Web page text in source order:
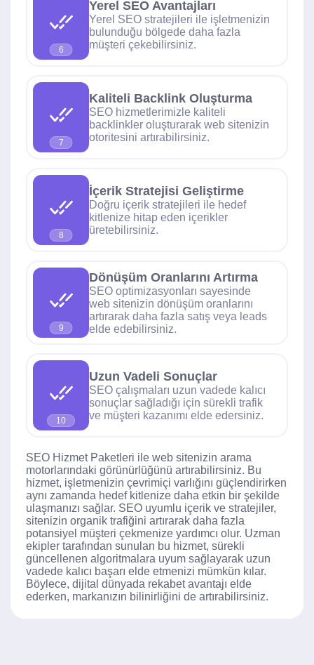
6
Yerel SEO Avantajları
Yerel SEO stratejileri ile işletmenizin
bulunduğu bölgede daha fazla
müşteri çekebilirsiniz.
7
Kaliteli Backlink Oluşturma
SEO hizmetlerimizle kaliteli
backlinkler oluşturarak web sitenizin
otoritesini artırabilirsiniz.
8
İçerik Stratejisi Geliştirme
Doğru içerik stratejileri ile hedef
kitlenize hitap eden içerikler
üretebilirsiniz.
9
Dönüşüm Oranlarını Artırma
SEO optimizasyonları sayesinde
web sitenizin dönüşüm oranlarını
artırarak daha fazla satış veya leads
elde edebilirsiniz.
10
Uzun Vadeli Sonuçlar
SEO çalışmaları uzun vadede kalıcı
sonuçlar sağladığı için sürekli trafik
ve müşteri kazanımı elde edersiniz.
SEO Hizmet Paketleri ile web sitenizin arama
motorlarındaki görünürlüğünü artırabilirsiniz. Bu
hizmet, işletmenizin çevrimiçi varlığını güçlendirirken
aynı zamanda hedef kitlenize daha etkin bir şekilde
ulaşmanızı sağlar. SEO uyumlu içerik ve stratejiler,
sitenizin organik trafiğini artırarak daha fazla
potansiyel müşteri çekmenize yardımcı olur. Uzman
ekipler tarafından sunulan bu hizmet, sürekli
güncellenen algoritmalara uyum sağlayarak uzun
vadede kalıcı başarı elde etmenizi mümkün kılar.
Böylece, dijital dünyada rekabet avantajı elde
ederken, markanızın bilinirliğini de artırabilirsiniz.